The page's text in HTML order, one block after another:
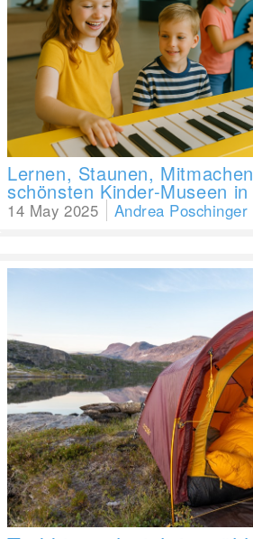
14 May 2025 Andrea Poschinger
Lernen, Staunen,
schönsten Kinder-Museen